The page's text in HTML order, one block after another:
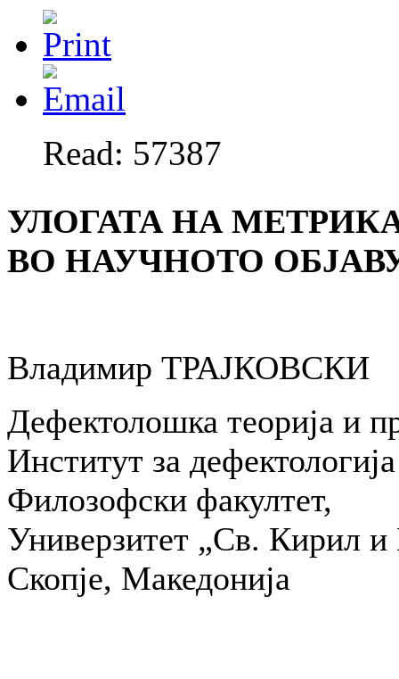
Read: 57387
УЛОГАТА НА
ВО НАУЧНОТО
Владимир ТРАЈКОВСКИ
Дефектолошка теорија и
Институт за дефектологија
Филозофски факултет,
Универзитет „Св. Кирил и
Скопје, Македонија